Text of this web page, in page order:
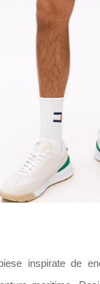
inspirate de